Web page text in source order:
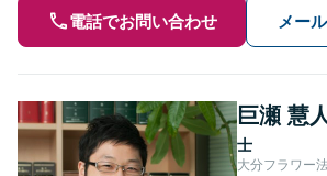
電話でお問い合わせ メー
巨瀬 慧人
士
大分フラワー